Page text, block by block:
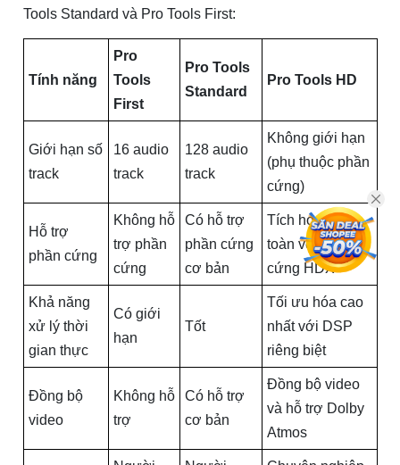
Tools Standard và Pro Tools First:
Tính năng
Pro
Tools
First
Pro Tools
Standard
Pro Tools HD
Giới hạn số
track
16 audio
track
128 audio
track
Không giới hạn
(phụ thuộc phần
cứng)
Hỗ trợ
phần cứng
Không hỗ
trợ phần
cứng
Có hỗ trợ
phần cứng
cơ bản
Tích hợp hoàn
toàn với phần
cứng HDX
Khả năng
xử lý thời
gian thực
Có giới
hạn
Tốt
Tối ưu hóa cao
nhất với DSP
riêng biệt
Đồng bộ
video
Không hỗ
trợ
Có hỗ trợ
cơ bản
Đồng bộ video
và hỗ trợ Dolby
Atmos